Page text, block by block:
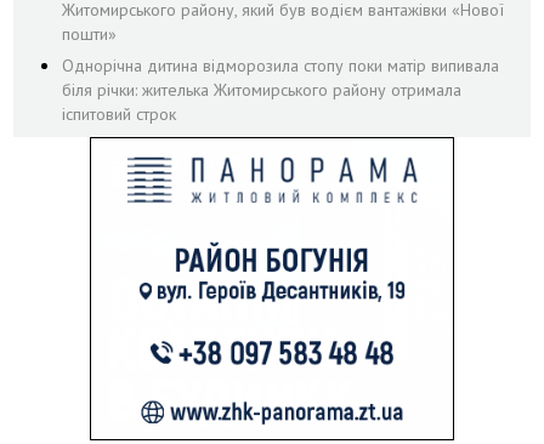
Житомирського району, який був водієм вантажівки «Нової
пошти»
Однорічна дитина відморозила стопу поки матір випивала
біля річки: жителька Житомирського району отримала
іспитовий строк